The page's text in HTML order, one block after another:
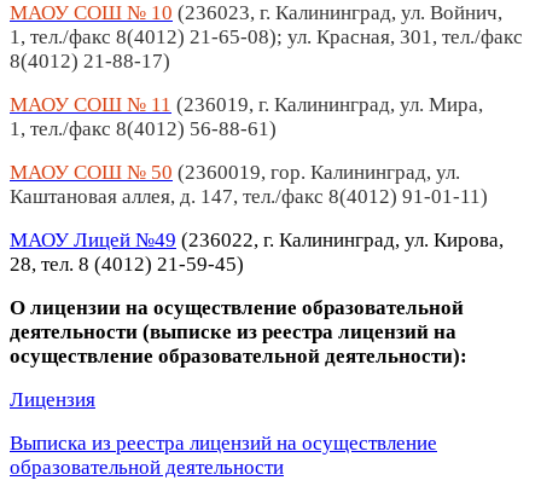
МАОУ СОШ № 10 (236023, г. Калининград, ул. Войнич,
1, тел./факс 8(4012) 21-65-08); ул. Красная, 301, тел./факс
8(4012) 21-88-17)
МАОУ СОШ № 11 (236019, г. Калининград, ул. Мира,
1, тел./факс 8(4012) 56-88-61)
МАОУ СОШ № 50 (2360019, гор. Калининград, ул.
Каштановая аллея, д. 147, тел./факс 8(4012) 91-01-11)
МАОУ Лицей №49 (236022, г. Калининград, ул. Кирова,
28, тел. 8 (4012) 21-59-45)
О лицензии на осуществление образовательной
деятельности (выписке из реестра лицензий на
осуществление образовательной деятельности):
Лицензия
Выписка из реестра лицензий на осуществление
образовательной деятельности